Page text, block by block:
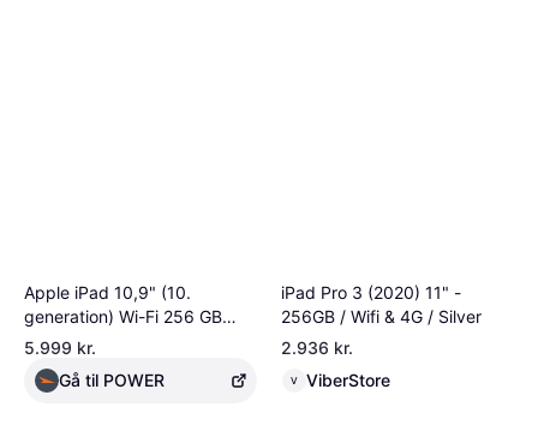
Apple iPad 10,9" (10.
generation) Wi-Fi 256 GB
10,9", gul (inkl. oplader).
5.999 kr.
Gå til POWER
iPad Pro 3 (2020) 11" -
256GB / Wifi & 4G / Silver
2.936 kr.
V ViberStore